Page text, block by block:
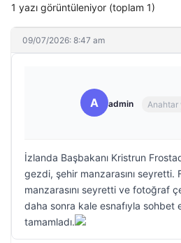
1 yazı görüntüleniyor (toplam 1)
09/07/2026: 8:47 am
A admin
İzlanda Başbakanı Kristrun
gezdi, şehir manzarasını seyretti.
manzarasını seyretti ve fotoğraf
daha sonra kale esnafıyla
tamamladı.